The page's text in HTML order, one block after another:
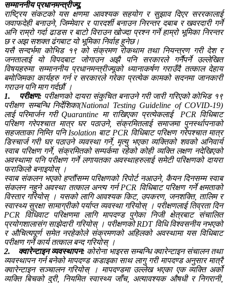
सम्माननीय प्रधानमन्त्रीज्यू,
राष्ट्रिय संकटको यस क्षणमा आवश्यक सहयोग र सुझाव दिएर सररकालाई
जवाफदेही बनाउने, जिम्मेवार र पारदर्शी बनाउन निरन्तर दबाब र खवरदारी गर्ने
अनि राम्रो गर्दा ढाडस र बाटो विराउन खोज्दा प्रश्न गर्ने हाम्रो भूमिका निरन्तर
छ र अझ सशक्त ढंगबाट यो भूमिका निर्वाह हुनेछ।
यसै सन्दर्भमा कोभिड १९ को संक्रमण रोकथाम तथा नियन्त्रण गरी देश र
जनतालाई यो विपदबाट जोगाउन अझै पनि सरकारले गर्नैपर्ने उल्लेखित
विषयहरुमा सम्माननीय प्रधानमन्त्रीज्यूको ध्यानाकर्षण गराउँदै तत्काल देहाय
बमोजिमका कार्यहरु गर्न र सरकारले गरेका प्रत्येक कामको सदनमा जानकारी
गराउन पनि माग गर्दछौं ।
1.
परीक्षण: परीक्षणको दायरा संकुचित बनाउने गरी जारी गरिएको कोभिड १९
परीक्षण सम्बन्धि निर्देशिका(National Testing Guideline of COVID-19)
लाई परिमार्जन गरी Quarantine मा राखिएका प्रत्येकलाई PCR विधिबाट
परिक्षण गरेपश्चात मात्र घर पठाउने, संक्रमितलाई समाजमा पुनर्स्थापनाको
सहजताका निम्ति पनि Isolation बाट PCR विधिबाट परिक्षण गरेपश्चात मात्र
डिस्चार्ज गरी घर पठाउने व्यवस्था गर्ने, मृत्यु भएका व्यक्तिको शवको अनिवार्य
स्वाब परिक्षण गर्ने, संक्रमितको सम्पर्कमा रहेको कोही व्यक्ति लक्षण नदेखिएको
अवस्थामा पनि परीक्षण गर्ने लगायतका अवस्थाहरुलाई समेटी परिक्षणको दायरा
फराकिलो बनाइयोस् ।
स्वाब संकलन भएको हप्तौंसम्म परिक्षणको रिपोर्ट नआउने, कैयन दिनसम्म स्वाब
संकलन नहुने अवस्था तत्काल अन्त्य गर्न PCR विधिबाट परिक्षण गर्ने क्षमताको
विस्तार गरियोस् । यसको लागि आवश्यक किट, उपकरण, जनशक्ति, तालिम र
स्वास्थ्य सुरक्षा सामाग्रीको पर्याप्त व्यवस्था गरियोस् । परीक्षणलाई तिव्रता दिन
PCR विधिवाट परिक्षणमा लागि मापदण्ड पुगेका निजी क्षेत्रबाट संचालित
प्रयोगशालासंग साझेदारी गरियोस् । परीक्षणको RDT विधि विश्वसनीय नभएको
र औचित्यपूर्ण समेत नरहेकोले संक्रमणको अहिलको अवस्थामा यस विधिबाट
परीक्षण गर्ने कार्य तत्काल बन्द गरियोस् ।
2. क्वारेन्टाइन व्यवस्थापन: कोरोना भाइरस सम्बन्धि क्वारेन्टाइन संचालन तथा
व्यवस्थापन गर्न बनेको मापदण्ड कडाइका साथ लागु गरी मापदण्ड अनुसार मात्रै
क्वारेन्टाइन सञ्चालन गरियोस् । मापदण्डमा उल्लेख भएका एक व्यक्ति अर्को
व्यक्ति बिचको दुरी, नियमित स्वास्थ्य जाँच, अत्यावश्यक औषधी र निगरानी,